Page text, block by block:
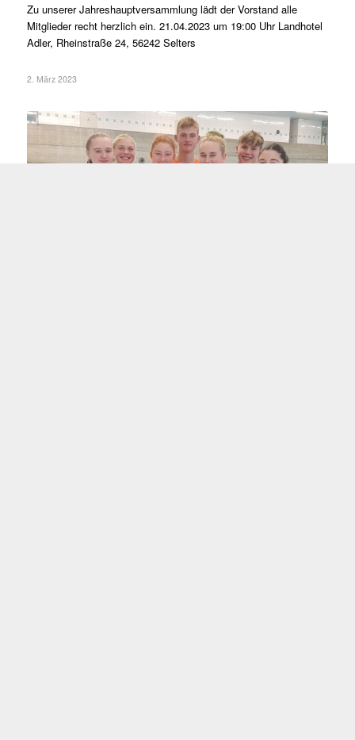
Zu unserer Jahreshauptversammlung lädt der Vorstand alle
Mitglieder recht herzlich ein. 21.04.2023 um 19:00 Uhr Landhotel
Adler, Rheinstraße 24, 56242 Selters
2. März 2023